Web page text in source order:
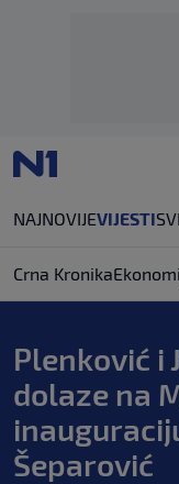
NAJNOVIJEVIJESTI
Crna Kronika
Plenković i
dolaze na
Šeparović